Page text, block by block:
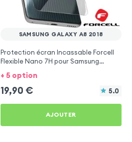
SAMSUNG GALAXY A8 2018
Protection écran Incassable Forcell
Flexible Nano 7H pour Samsung
Galaxy A8 2018
+ 5 option
19,90 € 5.0
AJOUTER